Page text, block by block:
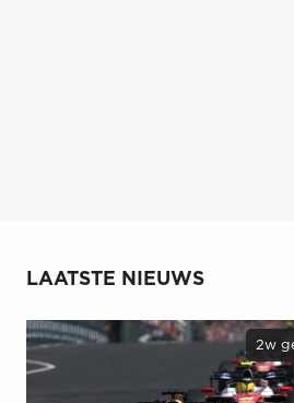
LAATSTE NIEUWS
2w